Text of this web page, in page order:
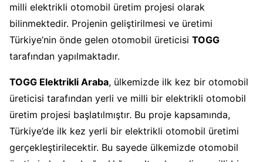
milli elektrikli otomobil üretim projesi olarak
bilinmektedir. Projenin geliştirilmesi ve üretimi
Türkiye’nin önde gelen otomobil üreticisi TOGG
tarafından yapılmaktadır.
TOGG Elektrikli Araba, ülkemizde ilk kez bir otomobil
üreticisi tarafından yerli ve milli bir elektrikli otomobil
üretim projesi başlatılmıştır. Bu proje kapsamında,
Türkiye’de ilk kez yerli bir elektrikli otomobil üretimi
gerçekleştirilecektir. Bu sayede ülkemizde otomobil